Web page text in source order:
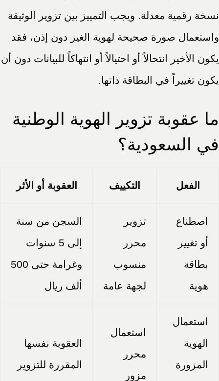
نسخة رقمية معدلة. ويجب التمييز بين تزوير الوثيقة
واستعمال صورة صحيحة لهوية الغير دون إذن، فقد
يكون الأخير انتحالاً أو احتيالاً أو انتهاكاً للبيانات دون أن
يكون تغييراً في البطاقة ذاتها.
ما عقوبة تزوير الهوية الوطنية
في السعودية؟
الفعل التكييف العقوبة أو الأثر
اصطناع
أو تغيير
بطاقة
هوية
تزوير
محرر
منسوب
لجهة عامة
السجن من سنة
إلى 5 سنوات
وغرامة حتى 500
ألف ريال
استعمال
الهوية
المزورة
استعمال
محرر
مزور
العقوبة نفسها
المقررة للتزوير